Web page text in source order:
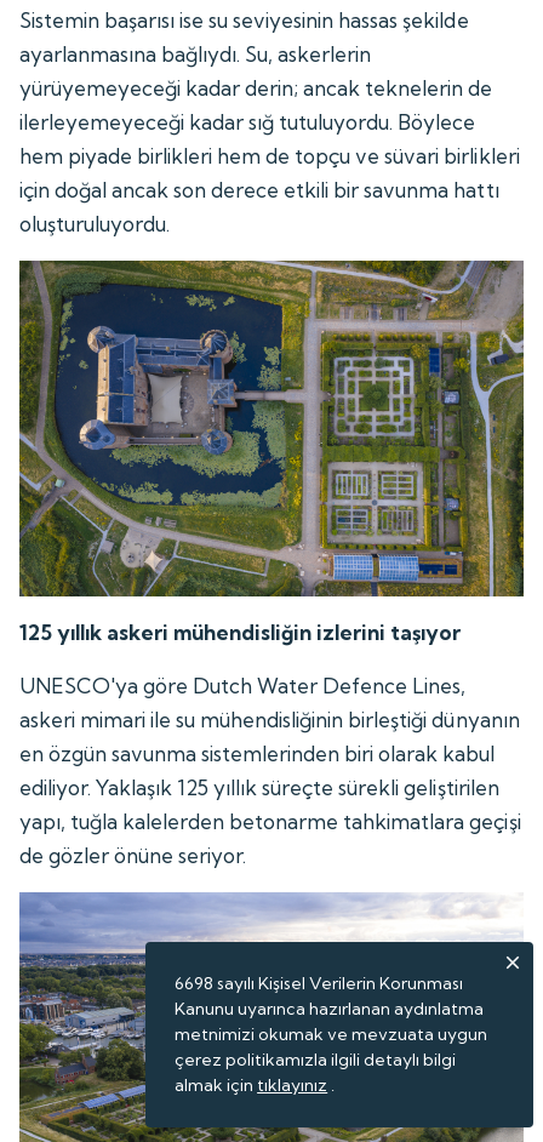
Sistemin başarısı ise su seviyesinin hassas şekilde
ayarlanmasına bağlıydı. Su, askerlerin
yürüyemeyeceği kadar derin; ancak teknelerin de
ilerleyemeyeceği kadar sığ tutuluyordu. Böylece
hem piyade birlikleri hem de topçu ve süvari birlikleri
için doğal ancak son derece etkili bir savunma hattı
oluşturuluyordu.
125 yıllık askeri mühendisliğin izlerini taşıyor
UNESCO'ya göre Dutch Water Defence Lines,
askeri mimari ile su mühendisliğinin birleştiği dünyanın
en özgün savunma sistemlerinden biri olarak kabul
ediliyor. Yaklaşık 125 yıllık süreçte sürekli geliştirilen
yapı, tuğla kalelerden betonarme tahkimatlara geçişi
de gözler önüne seriyor.
6698 sayılı Kişisel Verilerin Korunması
Kanunu uyarınca hazırlanan aydınlatma
metnimizi okumak ve mevzuata uygun
çerez politikamızla ilgili detaylı bilgi
almak için tıklayınız .